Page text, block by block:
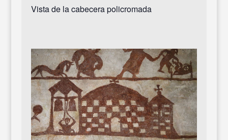
Vista de la cabecera policromada